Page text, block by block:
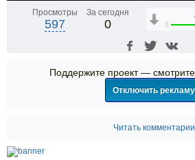
Просмотры
597
За сегодня
0 0
Поддержите проект —
Отключить рекламу
Читать комментарии